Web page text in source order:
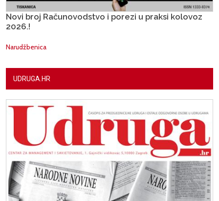
Novi broj Računovodstvo i porezi u praksi kolovoz
2026.!
Narudžbenica
UDRUGA.HR